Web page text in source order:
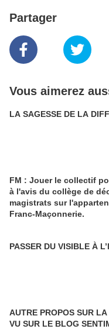
Partager
Vous aimerez
LA SAGESSE DE LA
FM : Jouer le collectif
à l'avis du collège de
magistrats sur
Franc-Maçonnerie.
PASSER DU VISIBLE À
AUTRE PROPOS SUR LA
VU SUR LE BLOG